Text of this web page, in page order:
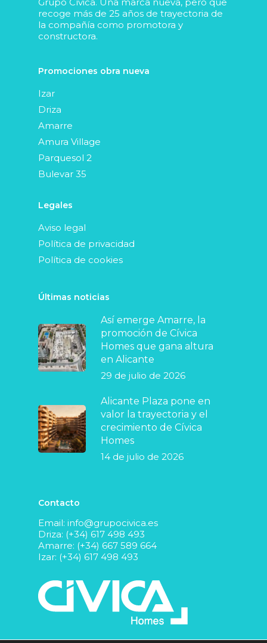
recoge más de 25 años de trayectoria de
la compañía como promotora y
constructora.
Promociones obra nueva
Izar
Driza
Amarre
Amura Village
Parquesol 2
Bulevar 35
Legales
Aviso legal
Política de privacidad
Política de cookies
Últimas noticias
Así emerge Amarre, la
promoción de Cívica
Homes que gana altura
en Alicante
29 de julio de 2026
Alicante Plaza pone en
valor la trayectoria y el
crecimiento de Cívica
Homes
14 de julio de 2026
Contacto
Email: info@grupocivica.es
Driza: (+34) 617 498 493
Amarre: (+34) 667 589 664
Izar: (+34) 617 498 493